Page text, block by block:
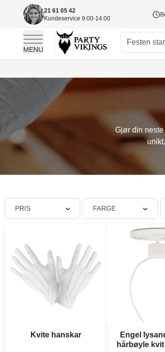
21 61 05 42
Kundeservice 9:00-14:00
MENU
Gjør din
PRIS FARGE
Kvite hanskar
Engel
hårbøyle